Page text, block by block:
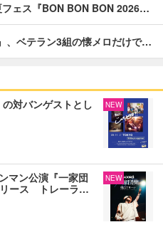
ェス『BON BON BON 2026…
、ベテラン3組の懐メロだけで…
対バンゲストとし
NEW
マン公演『一家団
リース トレーラ…
NEW